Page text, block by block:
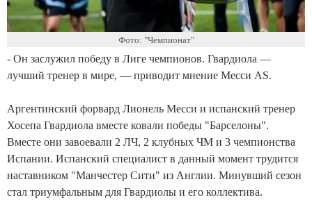
Фото: "Чемпионат"
- Он заслужил победу в Лиге чемпионов. Гвардиола —
лучший тренер в мире, — приводит мнение Месси AS.
Аргентинский форвард Лионель Месси и испанский тренер
Хосепа Гвардиола вместе ковали победы "Барселоны".
Вместе они завоевали 2 ЛЧ, 2 клубных ЧМ и 3 чемпионства
Испании. Испанский специалист в данный момент трудится
наставником "Манчестер Сити" из Англии. Минувший сезон
стал триумфальным для Гвардиолы и его коллектива.